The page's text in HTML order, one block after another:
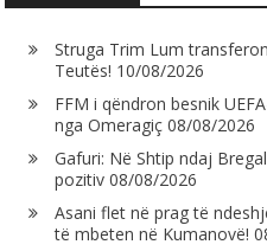
Struga Trim Lum
Teutës! 10/08/2026
FFM i qëndron besnik
nga Omeragiç 08/08/2026
Gafuri: Në Shtip ndaj
pozitiv 08/08/2026
Asani flet në prag të
të mbeten në Kumanovë!